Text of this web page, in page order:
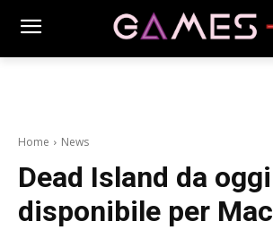
Home News
Dead Island da oggi
disponibile per Mac